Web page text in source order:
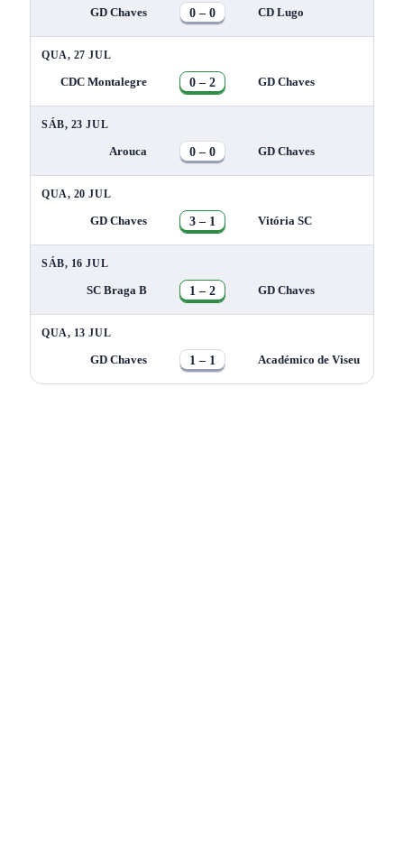
GD Chaves 0 – 0 CD Lugo
QUA, 27 JUL
CDC Montalegre 0 – 2 GD Chaves
SÁB, 23 JUL
Arouca 0 – 0 GD Chaves
QUA, 20 JUL
GD Chaves 3 – 1 Vitória SC
SÁB, 16 JUL
SC Braga B 1 – 2 GD Chaves
QUA, 13 JUL
GD Chaves 1 – 1 Académico de Viseu